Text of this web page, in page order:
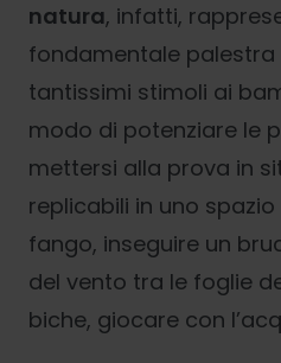
natura, infatti,
fondamentale
tantissimi stimoli ai
modo di potenziare le
mettersi alla prova in
replicabili in uno
fango, inseguire un
del vento tra le foglie
biche, giocare con